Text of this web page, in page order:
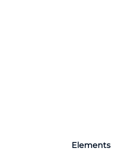
Elements